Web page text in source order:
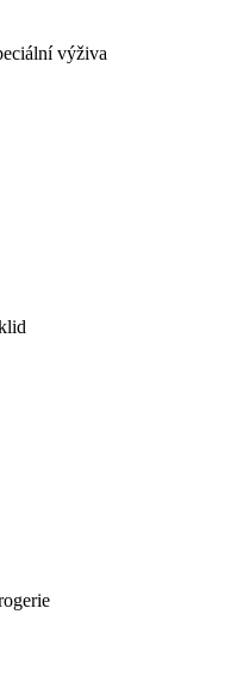
výživa